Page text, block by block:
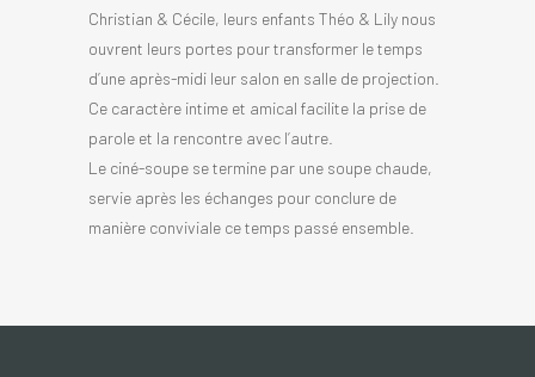
Christian & Cécile, leurs enfants Théo & Lily nous
ouvrent leurs portes pour transformer le temps
d’une après-midi leur salon en salle de projection.
Ce caractère intime et amical facilite la prise de
parole et la rencontre avec l’autre.
Le ciné-soupe se termine par une soupe chaude,
servie après les échanges pour conclure de
manière conviviale ce temps passé ensemble.